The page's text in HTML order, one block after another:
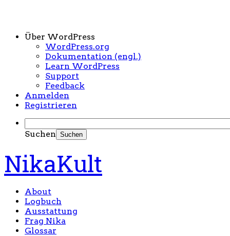
Über WordPress
WordPress.org
Dokumentation (engl.)
Learn WordPress
Support
Feedback
Anmelden
Registrieren
Suchen
NikaKult
About
Logbuch
Ausstattung
Frag Nika
Glossar